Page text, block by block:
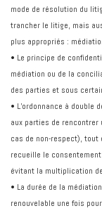
mode de résolution du
trancher le litige, mais
plus appropriés :
• Le principe de
médiation ou de la
des parties et sous
• L’ordonnance à double
aux parties de
cas de non-respect),
recueille le
évitant la multiplication
• La durée de la
renouvelable une fois